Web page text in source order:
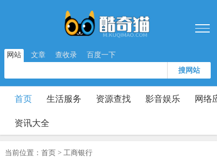
网站 文章 查收录 百度一下
搜网站
首页 生活服务 资源查找 影音娱乐 网络
资讯大全
当前位置： 首页 > 工商银行